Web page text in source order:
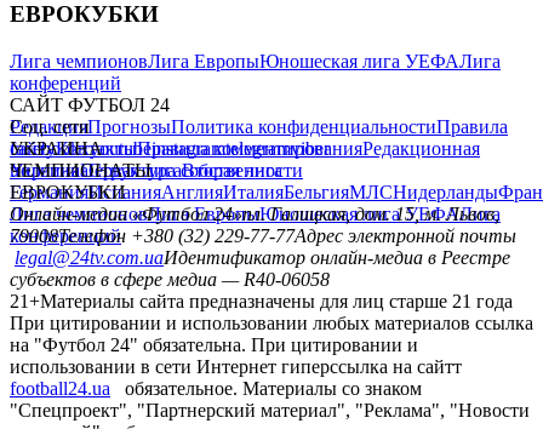
ЕВРОКУБКИ
Лига чемпионовЛига ЕвропыЮношеская лига УЕФАЛига
конференций
САЙТ ФУТБОЛ 24
РедакцияПрогнозыПолитика конфиденциальностиПравила
сайтуКонтактыПравила комментированияРедакционная
политикаСтруктура собственности
Соц. сети
facebookxyoutubeinstagramtelegramviber
УКРАИНА
УкраинаПервая лигаВторая лига
ЧЕМПИОНАТЫ
ГерманияИспанияАнглияИталияБельгияМЛСНидерланды
ЕВРОКУБКИ
Лига чемпионовЛига ЕвропыЮношеская лига УЕФАЛига
конференций
Онлайн-медиа «Футбол 24»пл. Галицкая, дом. 15, м. Львов,
79008Телефон +380 (32) 229-77-77Адрес электронной почты
legal@24tv.com.uaИдентификатор онлайн-медиа в Реестре
субъектов в сфере медиа — R40-06058
21+Материалы сайта предназначены для лиц старше 21 года
При цитировании и использовании любых материалов ссылка
на "Футбол 24" обязательна. При цитировании и
использовании в сети Интернет гиперссылка на сайтт
football24.ua
обязательное. Материалы со знаком
"Спецпроект", "Партнерский материал", "Реклама", "Новости